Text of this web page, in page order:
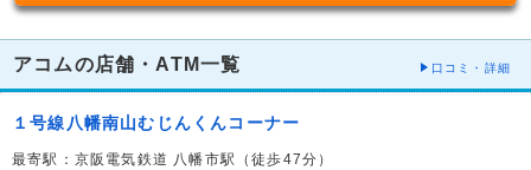
アコムの店舗・ATM一覧 口コミ・詳細
１号線八幡南山むじんくんコーナー
最寄駅：京阪電気鉄道 八幡市駅（徒歩47分）